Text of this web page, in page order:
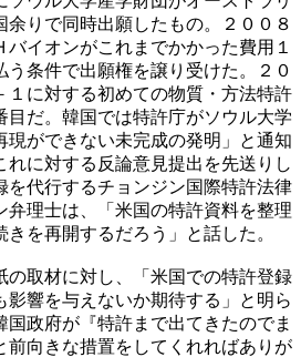
余りで同時出願したもの。２００８
イオンがこれまでかかった費用１
う条件で出願権を譲り受けた。２０
１に対する初めての物質・方法特許
目だ。韓国では特許庁がソウル大学
現ができない未完成の発明」と通知
れに対する反論意見提出を先送りし
を代行するチョンジン国際特許法律
弁理士は、「米国の特許資料を整理
を再開するだろう」と話した。
の取材に対し、「米国での特許登録
影響を与えないか期待する」と明ら
政府が『特許まで出てきたのでま
前向きな措置をしてくれればありが